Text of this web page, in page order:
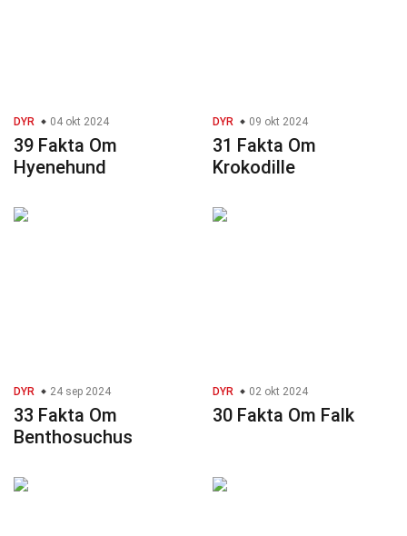
DYR 04 okt 2024
39 Fakta Om
Hyenehund
DYR 09 okt 2024
31 Fakta Om
Krokodille
DYR 24 sep 2024
33 Fakta Om
Benthosuchus
DYR 02 okt 2024
30 Fakta Om Falk